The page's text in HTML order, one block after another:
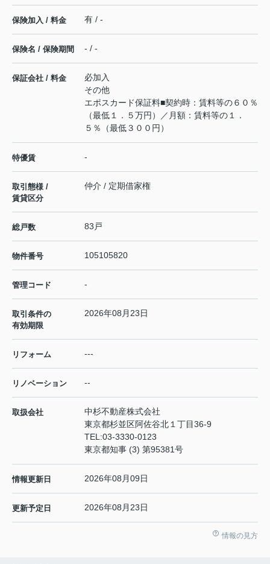
保険加入 / 料金 有 / -
保険名 / 保険期間 - / -
保証会社 / 料金
必加入
その他
エポスカード保証料■契約時：賃料等の６０％
（最低１．５万円）／月額：賃料等の１．
５％（最低３００円）
特優賃 -
取引態様 /
賃貸区分
仲介 / 定期借家権
総戸数 83戸
物件番号 105105820
管理コード -
取引条件の
有効期限
2026年08月23日
リフォーム ---
リノベーション --
取扱会社
中杉不動産株式会社
東京都杉並区阿佐谷北１丁目36-9
TEL:03-3330-0123
東京都知事 (3) 第95381号
情報更新日 2026年08月09日
更新予定日 2026年08月23日
情報の見方